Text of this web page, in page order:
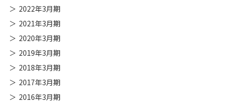
2022年3月期
2021年3月期
2020年3月期
2019年3月期
2018年3月期
2017年3月期
2016年3月期